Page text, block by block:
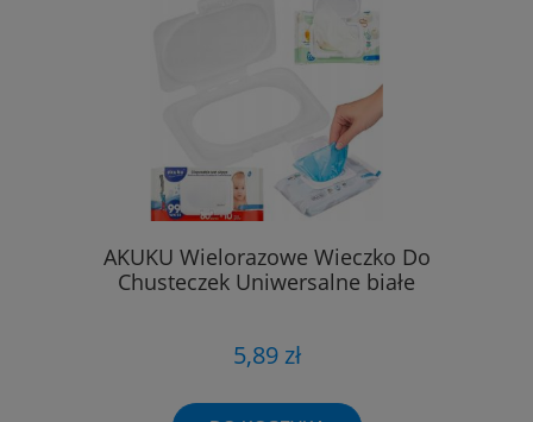
AKUKU Wielorazowe Wieczko Do
Chusteczek Uniwersalne białe
5,89 zł